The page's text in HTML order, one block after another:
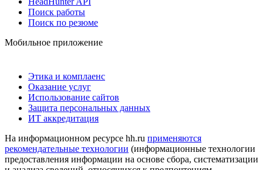
Поиск работы
Поиск по резюме
Мобильное приложение
Этика и комплаенс
Оказание услуг
Использование сайтов
Защита персональных данных
ИТ аккредитация
На информационном ресурсе hh.ru применяются
рекомендательные технологии (информационные технологии
предоставления информации на основе сбора, систематизации